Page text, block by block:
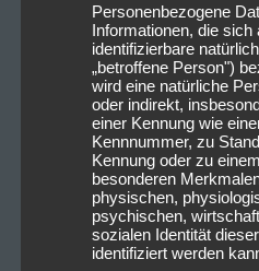
Personenbezogene
Informationen, die sich
identifizierbare
„betroffene Person")
wird eine natürliche
oder indirekt,
einer Kennung wie
Kennnummer, zu
Kennung oder zu
besonderen
physischen,
psychischen,
sozialen Identität
identifiziert werden